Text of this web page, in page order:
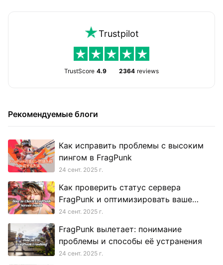
Trustpilot
TrustScore 4.9 2364 reviews
Рекомендуемые блоги
Как исправить проблемы с высоким
пингом в FragPunk
24 сент. 2025 г.
Как проверить статус сервера
FragPunk и оптимизировать ваше
игровое соединение
24 сент. 2025 г.
FragPunk вылетает: понимание
проблемы и способы её устранения
24 сент. 2025 г.